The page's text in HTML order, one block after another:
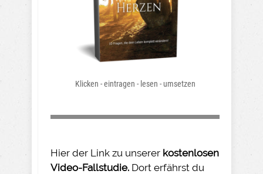
Klicken - eintragen - lesen - umsetzen
Hier der Link zu unserer kostenlosen
Video-Fallstudie. Dort erfährst du